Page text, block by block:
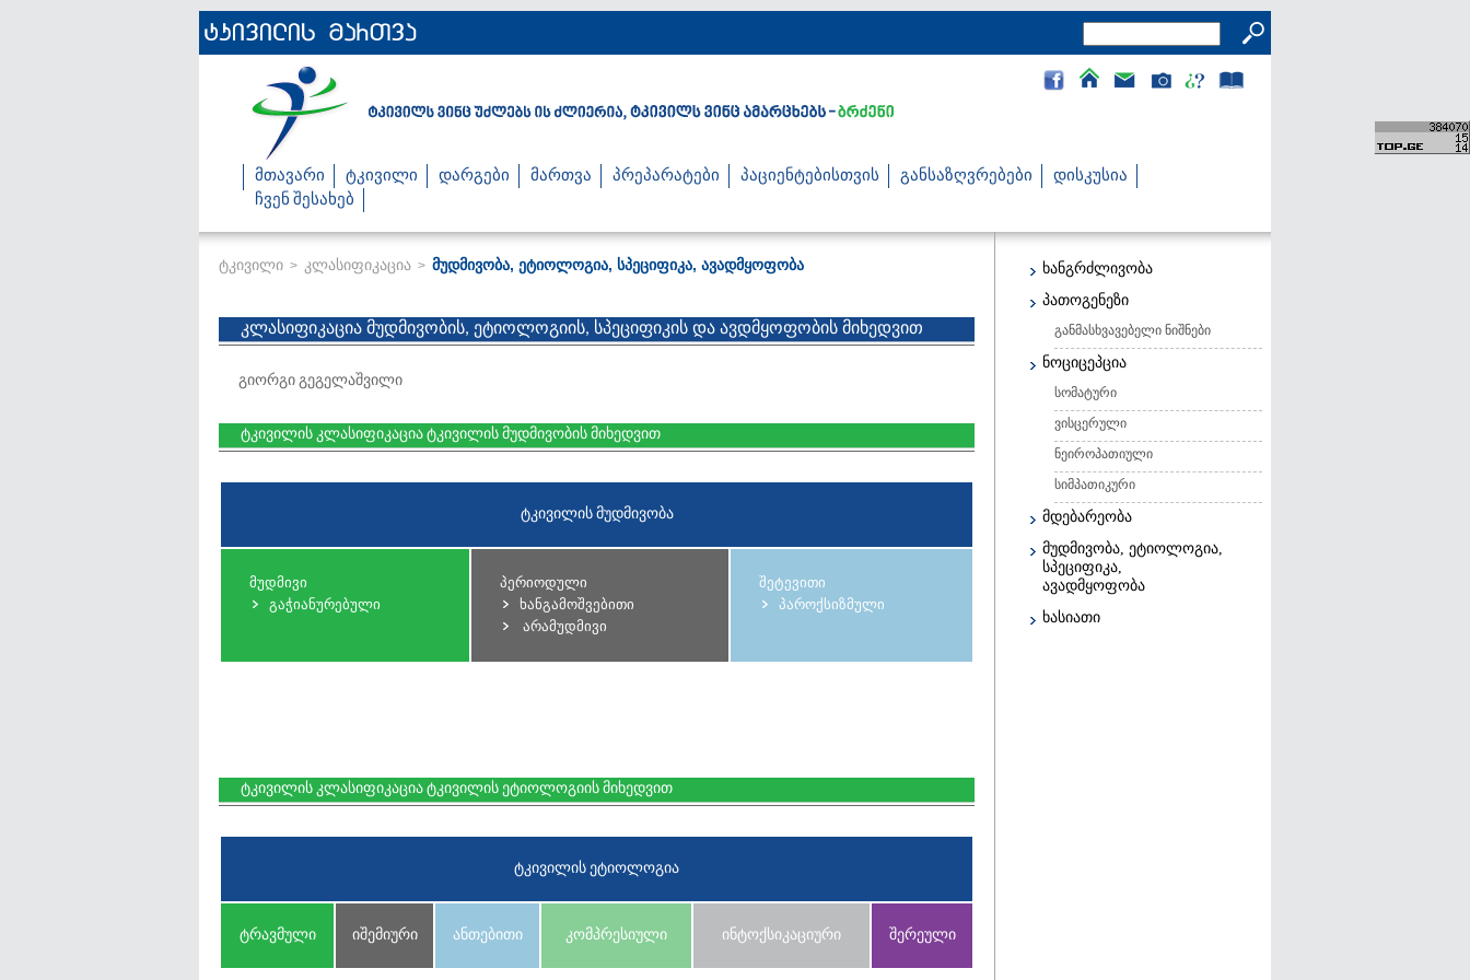
მთავარი ტკივილი დარგები მართვა პრეპარატები პაციენტებისთვის განსაზღვრებები
დისკუსია
ჩვენ შესახებ
ტკივილი > კლასიფიკაცია > მუდმივობა, ეტიოლოგია, სპეციფიკა, ავადმყოფობა
კლასიფიკაცია მუდმივობის, ეტიოლოგიის, სპეციფიკის და ავდმყოფობის მიხედვით
გიორგი გეგელაშვილი
ტკივილის კლასიფიკაცია ტკივილის მუდმივობის მიხედვით
ტკივილის მუდმივობა
მუდმივი
გაჭიანურებული
პერიოდული
ხანგამოშვებითი
არამუდმივი
შეტევითი
პაროქსიზმული
ტკივილის კლასიფიკაცია ტკივილის ეტიოლოგიის მიხედვით
ტკივილის ეტიოლოგია
ტრავმული იშემიური ანთებითი კომპრესიული ინტოქსიკაციური შერეული
ხანგრძლივობა
პათოგენეზი
განმასხვავებელი ნიშნები
ნოციცეპცია
სომატური
ვისცერული
ნეიროპათიული
სიმპათიკური
მდებარეობა
მუდმივობა, ეტიოლოგია,
სპეციფიკა,
ავადმყოფობა
ხასიათი